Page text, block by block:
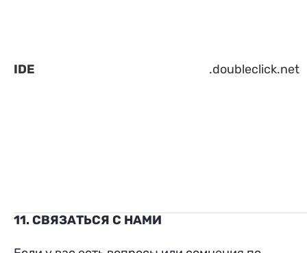
IDE .doubleclick.net
11. СВЯЗАТЬСЯ С НАМИ